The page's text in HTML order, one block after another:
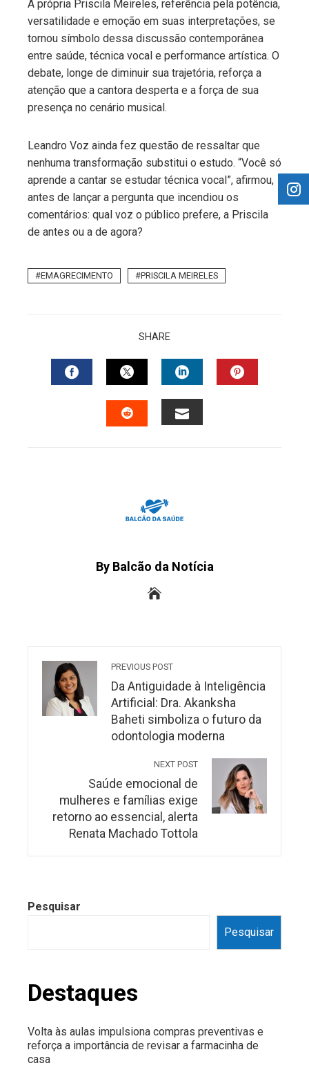
A própria Priscila Meireles, referência pela potência,
versatilidade e emoção em suas interpretações, se
tornou símbolo dessa discussão contemporânea
entre saúde, técnica vocal e performance artística. O
debate, longe de diminuir sua trajetória, reforça a
atenção que a cantora desperta e a força de sua
presença no cenário musical.
Leandro Voz ainda fez questão de ressaltar que
nenhuma transformação substitui o estudo. “Você só
aprende a cantar se estudar técnica vocal”, afirmou,
antes de lançar a pergunta que incendiou os
comentários: qual voz o público prefere, a Priscila
de antes ou a de agora?
EMAGRECIMENTO PRISCILA MEIRELES
SHARE
FACEBOOKTWITTERLINKEDIN
By Balcão da Notícia
PREVIOUS POST
Da Antiguidade à Inteligência
Artificial: Dra. Akanksha
Baheti simboliza o futuro da
odontologia moderna
NEXT POST
Saúde emocional de
mulheres e famílias exige
retorno ao essencial, alerta
Renata Machado Tottola
Pesquisar
Pesquisar
Destaques
Volta às aulas impulsiona compras preventivas e
reforça a importância de revisar a farmacinha de
casa